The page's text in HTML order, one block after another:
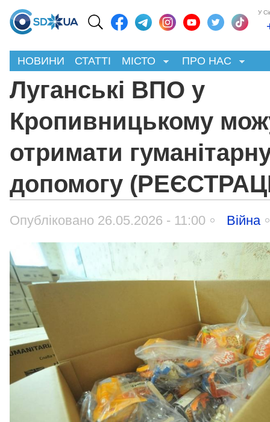
У
НОВИНИ СТАТТІ МІСТО ПРО НАС
Луганські ВПО у
Кропивницькому
отримати
допомогу
Опубліковано 26.05.2026 - 11:00 Війна